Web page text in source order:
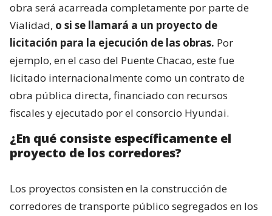
obra será acarreada completamente por parte de
Vialidad, o si se llamará a un proyecto de
licitación para la ejecución de las obras. Por
ejemplo, en el caso del Puente Chacao, este fue
licitado internacionalmente como un contrato de
obra pública directa, financiado con recursos
fiscales y ejecutado por el consorcio Hyundai.
¿En qué consiste específicamente el
proyecto de los corredores?
Los proyectos consisten en la construcción de
corredores de transporte público segregados en los